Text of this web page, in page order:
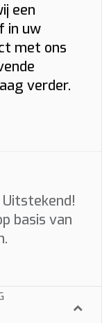
een
in uw
met ons
verder.
i.v.m. mijn
technische
basis van